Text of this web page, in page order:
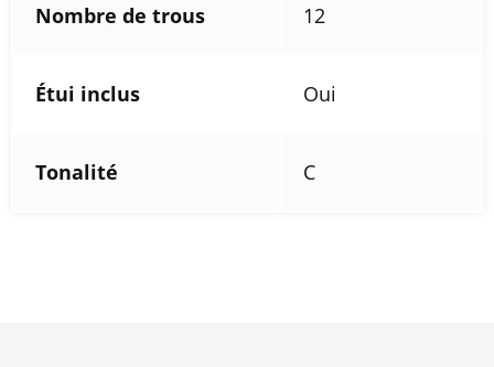
Nombre de trous 12
Étui inclus Oui
Tonalité C